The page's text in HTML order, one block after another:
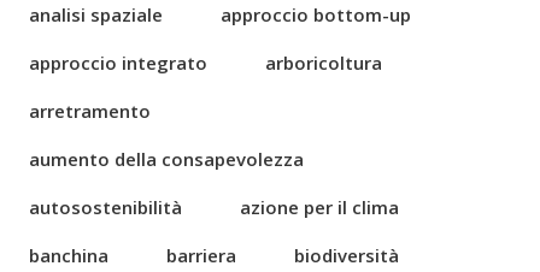
analisi spaziale
approccio bottom-up
approccio integrato
arboricoltura
arretramento
aumento della consapevolezza
autosostenibilità
azione per il clima
banchina
barriera
biodiversità